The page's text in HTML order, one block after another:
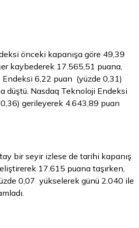
önceki kapanışa göre 49,39
kaybederek 17.565,51 puana,
6,22 puan (yüzde 0,31)
düştü. Nasdaq Teknoloji Endeksi
gerileyerek 4.643,89 puan
bir seyir izlese de tarihi kapanış
17.615 puana taşırken,
0,07 yükselerek günü 2.040 ile